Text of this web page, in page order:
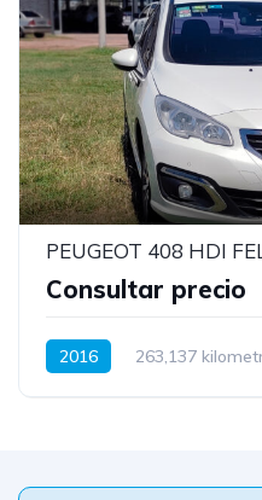
Consultar precio
2016 263,137